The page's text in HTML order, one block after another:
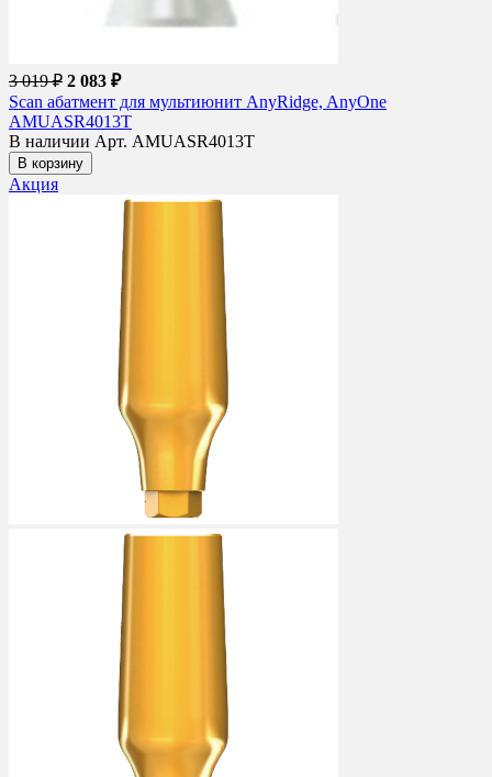
3 019 ₽ 2 083 ₽
Scan абатмент для мультиюнит AnyRidge, AnyOne
AMUASR4013T
В наличии Арт. AMUASR4013T
В корзину
Акция